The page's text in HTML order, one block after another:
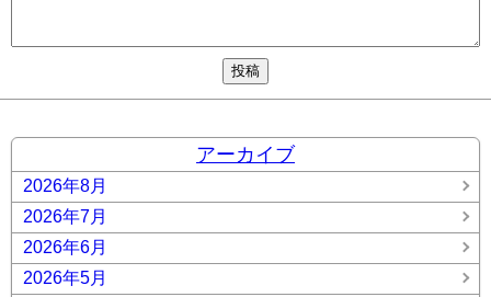
アーカイブ
2026年8月
2026年7月
2026年6月
2026年5月